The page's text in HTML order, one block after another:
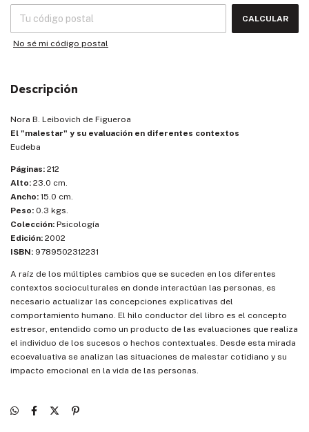
CALCULAR
No sé mi código postal
Descripción
Nora B. Leibovich de Figueroa
El "malestar" y su evaluación en diferentes contextos
Eudeba
Páginas: 212
Alto: 23.0 cm.
Ancho: 15.0 cm.
Peso: 0.3 kgs.
Colección: Psicología
Edición: 2002
ISBN: 9789502312231
A raíz de los múltiples cambios que se suceden en los diferentes
contextos socioculturales en donde interactúan las personas, es
necesario actualizar las concepciones explicativas del
comportamiento humano. El hilo conductor del libro es el concepto
estresor, entendido como un producto de las evaluaciones que realiza
el individuo de los sucesos o hechos contextuales. Desde esta mirada
ecoevaluativa se analizan las situaciones de malestar cotidiano y su
impacto emocional en la vida de las personas.